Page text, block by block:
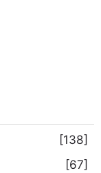
138
67